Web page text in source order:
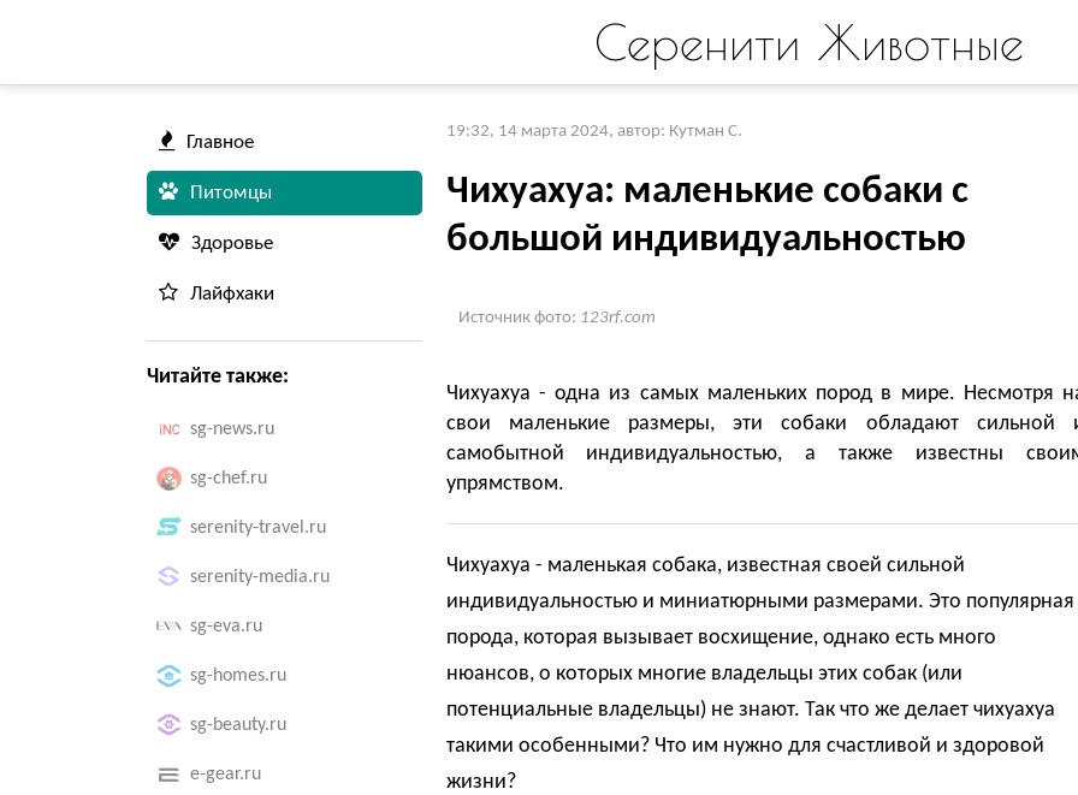
Серенити Животные
Главное
Питомцы
Здоровье
Лайфхаки
Читайте также:
sg-news.ru
sg-chef.ru
serenity-travel.ru
serenity-media.ru
sg-eva.ru
sg-homes.ru
sg-beauty.ru
e-gear.ru
19:32, 14 марта 2024, автор: Кутман С.
Чихуахуа: маленькие собаки с
большой индивидуальностью
Источник фото: 123rf.com
Чихуахуа - одна из самых маленьких пород в мире. Несмотря
свои маленькие размеры, эти собаки обладают сильной
самобытной индивидуальностью, а также известны
упрямством.
Чихуахуа - маленькая собака, известная своей сильной
индивидуальностью и миниатюрными размерами. Это популярная
порода, которая вызывает восхищение, однако есть много
нюансов, о которых многие владельцы этих собак (или
потенциальные владельцы) не знают. Так что же делает чихуахуа
такими особенными? Что им нужно для счастливой и здоровой
жизни?